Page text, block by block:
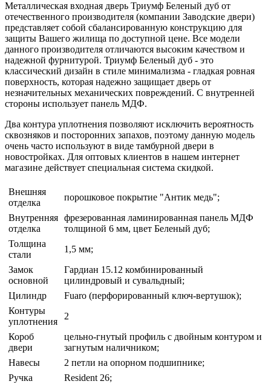
Металлическая входная дверь Триумф Беленый дуб от
отечественного производителя (компании Заводские двери)
представляет собой сбалансированную конструкцию для
защиты Вашего жилища по доступной цене. Все модели
данного производителя отличаются высоким качеством и
надежной фурнитурой. Триумф Беленый дуб - это
классический дизайн в стиле минимализма - гладкая ровная
поверхность, которая надежно защищает дверь от
незначительных механических повреждений. С внутренней
стороны использует панель МДФ.
Два контура уплотнения позволяют исключить вероятность
сквозняков и посторонних запахов, поэтому данную модель
очень часто используют в виде тамбурной двери в
новостройках. Для оптовых клиентов в нашем интернет
магазине действует специальная система скидкой.
Внешняя
отделка
порошковое покрытие "Антик медь";
Внутренняя
отделка
фрезерованная ламинированная панель МДФ
толщиной 6 мм, цвет Беленый дуб;
Толщина
стали
1,5 мм;
Замок
основной
Гардиан 15.12 комбинированный
цилиндровый и сувальдный;
Цилиндр
Fuaro (перфорированный ключ-вертушок);
Контуры
уплотнения
2
Короб
двери
цельно-гнутый профиль с двойным контуром и
загнутым наличником;
Навесы
2 петли на опорном подшипнике;
Ручка
Resident 26;